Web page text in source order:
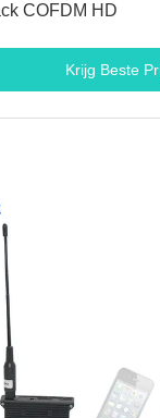
COFDM HD
Krijg Beste